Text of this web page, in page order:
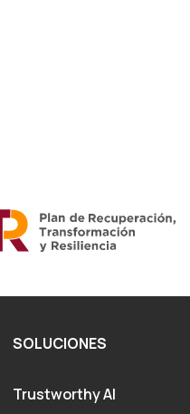
SOLUCIONES
Trustworthy AI